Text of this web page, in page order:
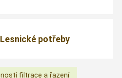
Lesnické potřeby